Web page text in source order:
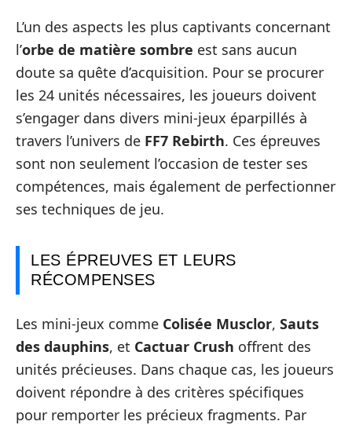
L’un des aspects les plus captivants concernant
l’orbe de matière sombre est sans aucun
doute sa quête d’acquisition. Pour se procurer
les 24 unités nécessaires, les joueurs doivent
s’engager dans divers mini-jeux éparpillés à
travers l’univers de FF7 Rebirth. Ces épreuves
sont non seulement l’occasion de tester ses
compétences, mais également de perfectionner
ses techniques de jeu.
LES ÉPREUVES ET LEURS
RÉCOMPENSES
Les mini-jeux comme Colisée Musclor, Sauts
des dauphins, et Cactuar Crush offrent des
unités précieuses. Dans chaque cas, les joueurs
doivent répondre à des critères spécifiques
pour remporter les précieux fragments. Par